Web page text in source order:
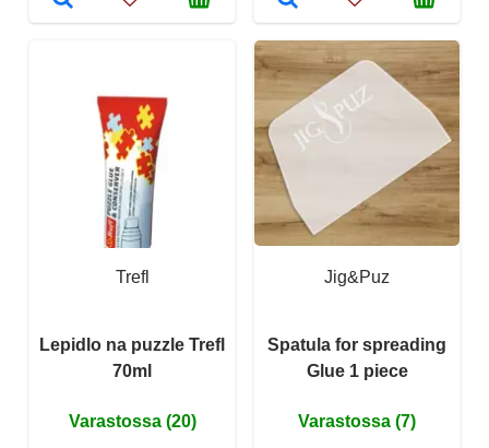
Trefl
Lepidlo na puzzle Trefl
70ml
Varastossa (20)
Jig&Puz
Spatula for spreading
Glue 1 piece
Varastossa (7)